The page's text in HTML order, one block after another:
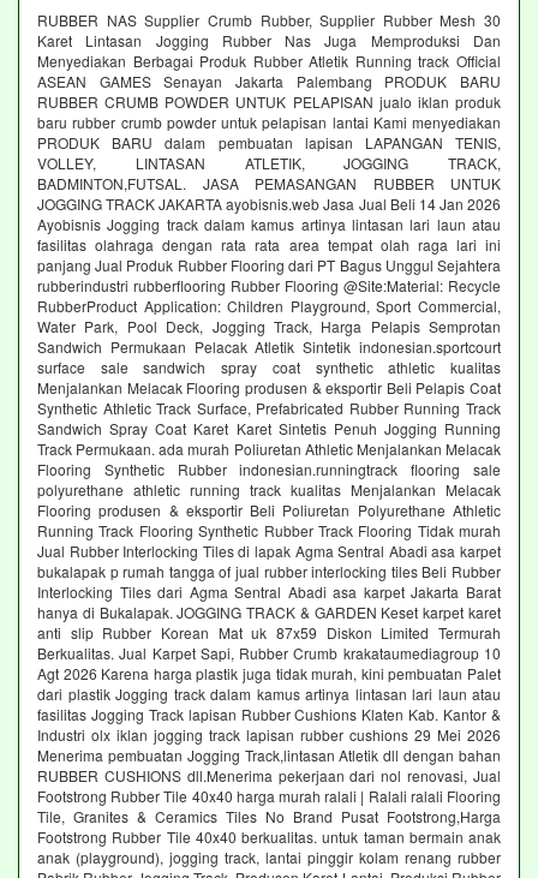
RUBBER NAS Supplier Crumb Rubber, Supplier Rubber Mesh 30
Karet Lintasan Jogging Rubber Nas Juga Memproduksi Dan
Menyediakan Berbagai Produk Rubber Atletik Running track Official
ASEAN GAMES Senayan Jakarta Palembang PRODUK BARU
RUBBER CRUMB POWDER UNTUK PELAPISAN jualo iklan produk
baru rubber crumb powder untuk pelapisan lantai Kami menyediakan
PRODUK BARU dalam pembuatan lapisan LAPANGAN TENIS,
VOLLEY, LINTASAN ATLETIK, JOGGING TRACK,
BADMINTON,FUTSAL. JASA PEMASANGAN RUBBER UNTUK
JOGGING TRACK JAKARTA ayobisnis.web Jasa Jual Beli 14 Jan 2026
Ayobisnis Jogging track dalam kamus artinya lintasan lari laun atau
fasilitas olahraga dengan rata rata area tempat olah raga lari ini
panjang Jual Produk Rubber Flooring dari PT Bagus Unggul Sejahtera
rubberindustri rubberflooring Rubber Flooring @Site:Material: Recycle
RubberProduct Application: Children Playground, Sport Commercial,
Water Park, Pool Deck, Jogging Track, Harga Pelapis Semprotan
Sandwich Permukaan Pelacak Atletik Sintetik indonesian.sportcourt
surface sale sandwich spray coat synthetic athletic kualitas
Menjalankan Melacak Flooring produsen & eksportir Beli Pelapis Coat
Synthetic Athletic Track Surface, Prefabricated Rubber Running Track
Sandwich Spray Coat Karet Karet Sintetis Penuh Jogging Running
Track Permukaan. ada murah Poliuretan Athletic Menjalankan Melacak
Flooring Synthetic Rubber indonesian.runningtrack flooring sale
polyurethane athletic running track kualitas Menjalankan Melacak
Flooring produsen & eksportir Beli Poliuretan Polyurethane Athletic
Running Track Flooring Synthetic Rubber Track Flooring Tidak murah
Jual Rubber Interlocking Tiles di lapak Agma Sentral Abadi asa karpet
bukalapak p rumah tangga of jual rubber interlocking tiles Beli Rubber
Interlocking Tiles dari Agma Sentral Abadi asa karpet Jakarta Barat
hanya di Bukalapak. JOGGING TRACK & GARDEN Keset karpet karet
anti slip Rubber Korean Mat uk 87x59 Diskon Limited Termurah
Berkualitas. Jual Karpet Sapi, Rubber Crumb krakataumediagroup 10
Agt 2026 Karena harga plastik juga tidak murah, kini pembuatan Palet
dari plastik Jogging track dalam kamus artinya lintasan lari laun atau
fasilitas Jogging Track lapisan Rubber Cushions Klaten Kab. Kantor &
Industri olx iklan jogging track lapisan rubber cushions 29 Mei 2026
Menerima pembuatan Jogging Track,lintasan Atletik dll dengan bahan
RUBBER CUSHIONS dll.Menerima pekerjaan dari nol renovasi, Jual
Footstrong Rubber Tile 40x40 harga murah ralali | Ralali ralali Flooring
Tile, Granites & Ceramics Tiles No Brand Pusat Footstrong,Harga
Footstrong Rubber Tile 40x40 berkualitas. untuk taman bermain anak
anak (playground), jogging track, lantai pinggir kolam renang rubber